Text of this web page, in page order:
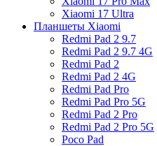
Xiaomi 17 Ultra
Планшеты Xiaomi
Redmi Pad 2 9.7
Redmi Pad 2 9.7 4G
Redmi Pad 2
Redmi Pad 2 4G
Redmi Pad Pro
Redmi Pad Pro 5G
Redmi Pad 2 Pro
Redmi Pad 2 Pro 5G
Poco Pad